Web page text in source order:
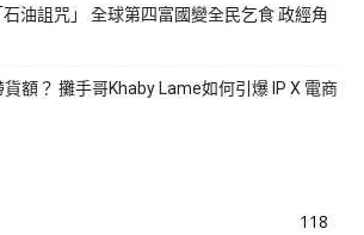
油詛咒」 全球第四富國變全民乞食 政經角
額？ 攤手哥Khaby Lame如何引爆 IP X 電商
118